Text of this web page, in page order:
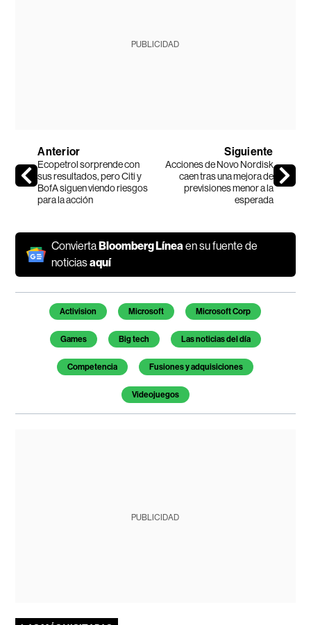
PUBLICIDAD
Anterior
Ecopetrol sorprende con
sus resultados, pero Citi y
BofA siguen viendo riesgos
para la acción
Siguiente
Acciones de Novo Nordisk
caen tras una mejora de
previsiones menor a la
esperada
ConviertaBloomberg Líneaen su fuente de
noticiasaquí
Temas de este artículo
Activision Microsoft Microsoft Corp
Games Big tech Las noticias del día
Competencia Fusiones y adquisiciones
Videojuegos
PUBLICIDAD